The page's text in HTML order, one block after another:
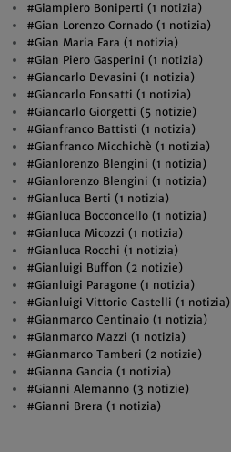
#Giampiero Boniperti (1 notizia)
#Gian Lorenzo Cornado (1 notizia)
#Gian Maria Fara (1 notizia)
#Gian Piero Gasperini (1 notizia)
#Giancarlo Devasini (1 notizia)
#Giancarlo Fonsatti (1 notizia)
#Giancarlo Giorgetti (5 notizie)
#Gianfranco Battisti (1 notizia)
#Gianfranco Micchichè (1 notizia)
#Gianlorenzo Blengini (1 notizia)
#Gianlorenzo Blengini (1 notizia)
#Gianluca Berti (1 notizia)
#Gianluca Bocconcello (1 notizia)
#Gianluca Micozzi (1 notizia)
#Gianluca Rocchi (1 notizia)
#Gianluigi Buffon (2 notizie)
#Gianluigi Paragone (1 notizia)
#Gianluigi Vittorio Castelli (1 notizia)
#Gianmarco Centinaio (1 notizia)
#Gianmarco Mazzi (1 notizia)
#Gianmarco Tamberi (2 notizie)
#Gianna Gancia (1 notizia)
#Gianni Alemanno (3 notizie)
#Gianni Brera (1 notizia)